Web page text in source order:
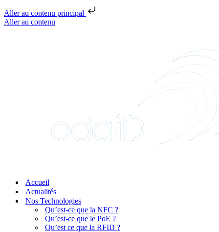
Aller au contenu principal
Aller au contenu
Accueil
Actualités
Nos Technologies
Qu’est-ce que la NFC ?
Qu’est-ce que le PoE ?
Qu’est ce que la RFID ?